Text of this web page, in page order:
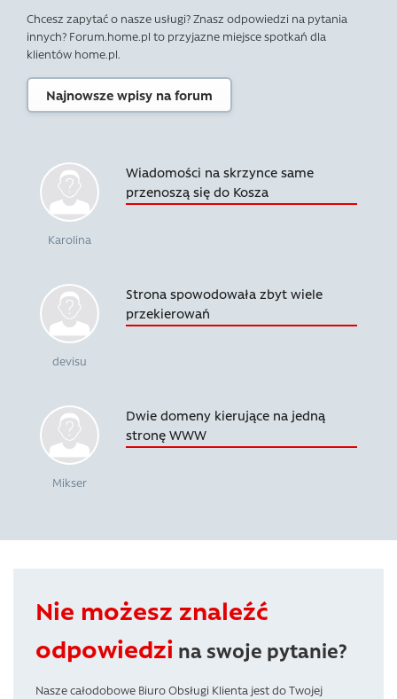
Chcesz zapytać o nasze usługi? Znasz odpowiedzi na pytania
innych? Forum.home.pl to przyjazne miejsce spotkań dla
klientów home.pl.
Najnowsze wpisy na forum
Karolina
Wiadomości na skrzynce same
przenoszą się do Kosza
devisu
Strona spowodowała zbyt wiele
przekierowań
Mikser
Dwie domeny kierujące na jedną
stronę WWW
Nie możesz znaleźć
odpowiedzi na swoje pytanie?
Nasze całodobowe Biuro Obsługi Klienta jest do Twojej